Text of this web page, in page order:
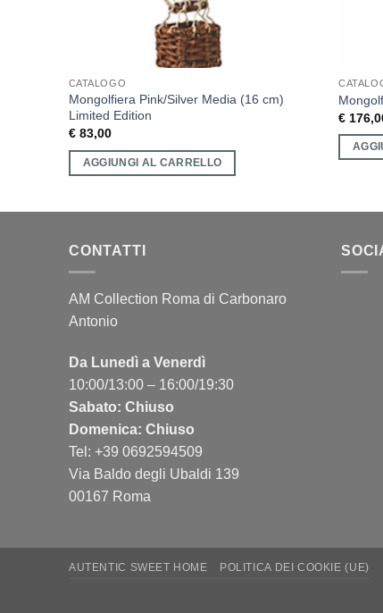
CATALOGO
Mongolfiera Pink/Silver Media (16 cm)
Limited Edition
€83,00
AGGIUNGI AL CARRELLO
€
CONTATTI
AM Collection Roma di Carbonaro
Antonio
Da Lunedì a Venerdì
10:00/13:00 – 16:00/19:30
Sabato: Chiuso
Domenica: Chiuso
Tel: +39 0692594509
Via Baldo degli Ubaldi 139
00167 Roma
AUTENTIC SWEET HOME POLITICA DEI COOKIE (UE)